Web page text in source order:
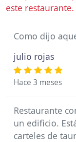
este restaurante.
Como dijo
julio rojas
Hace 3 meses
Restaurante
un edificio.
carteles de